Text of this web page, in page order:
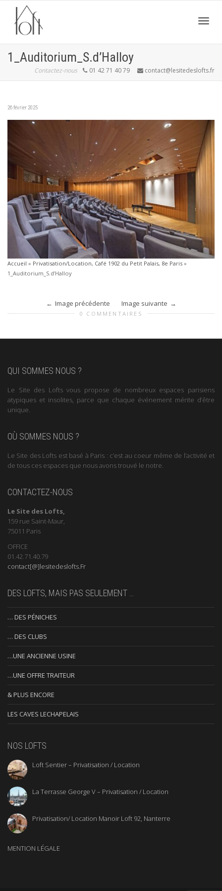
1_Auditorium_S.d’Halloy
Contactez-nous 01 42 71 40 79 contact@lesitedeslofts.fr
26 février 2025
Accueil » Privatisation/Location, Café 1902 du Petit Palais, 8e Paris »
1_Auditorium_S.d’Halloy
Image précédente Image suivante
0 COMMENTAIRES
QUI SOMMES NOUS ?
Le Site des Lofts vous propose de nombreux espaces parisiens
atypiques et insolites, parce que chaque événement mérite d’être
unique.
OÙ SOMMES NOUS ?
Le Site des Lofts est basé à Paris : c’est au coeur même de l’activité et
de tous ces espaces que nous avons trouvé le notre.
CONTACTEZ-NOUS
Le Site des Lofts,
159 rue Saint-Maur,
75011 Paris
OFFICE
01.42.71.40.79
contact[@]lesitedeslofts.Fr
DES LOFTS, MAIS PAS SEULEMENT …
… DES PÉNICHES
… DES CLUBS
…UNE ANCIENNE USINE
…UNE OFFRE TRAITEUR
& PLUS ENCORE
LES CAVES LECHAPELAIS
NOS LOFTS
Loft Sentier – Privatisation / Location
La Terrasse George V – Privatisation / Location
Privatisation/ Location Manoir Loft 92, Nanterre
MENTION LÉGALE